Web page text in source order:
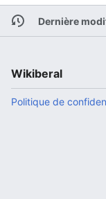
Dernière
Wikiberal
Politique de